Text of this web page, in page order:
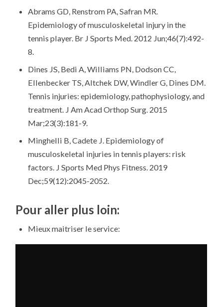
Abrams GD, Renstrom PA, Safran MR.
Epidemiology of musculoskeletal injury in the
tennis player. Br J Sports Med. 2012 Jun;46(7):492-
8.
Dines JS, Bedi A, Williams PN, Dodson CC,
Ellenbecker TS, Altchek DW, Windler G, Dines DM.
Tennis injuries: epidemiology, pathophysiology, and
treatment. J Am Acad Orthop Surg. 2015
Mar;23(3):181-9.
Minghelli B, Cadete J. Epidemiology of
musculoskeletal injuries in tennis players: risk
factors. J Sports Med Phys Fitness. 2019
Dec;59(12):2045-2052.
Pour aller plus loin:
Mieux maitriser le service: